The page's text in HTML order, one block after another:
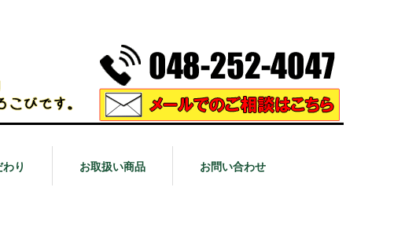
り お取扱い商品 お問い合わせ